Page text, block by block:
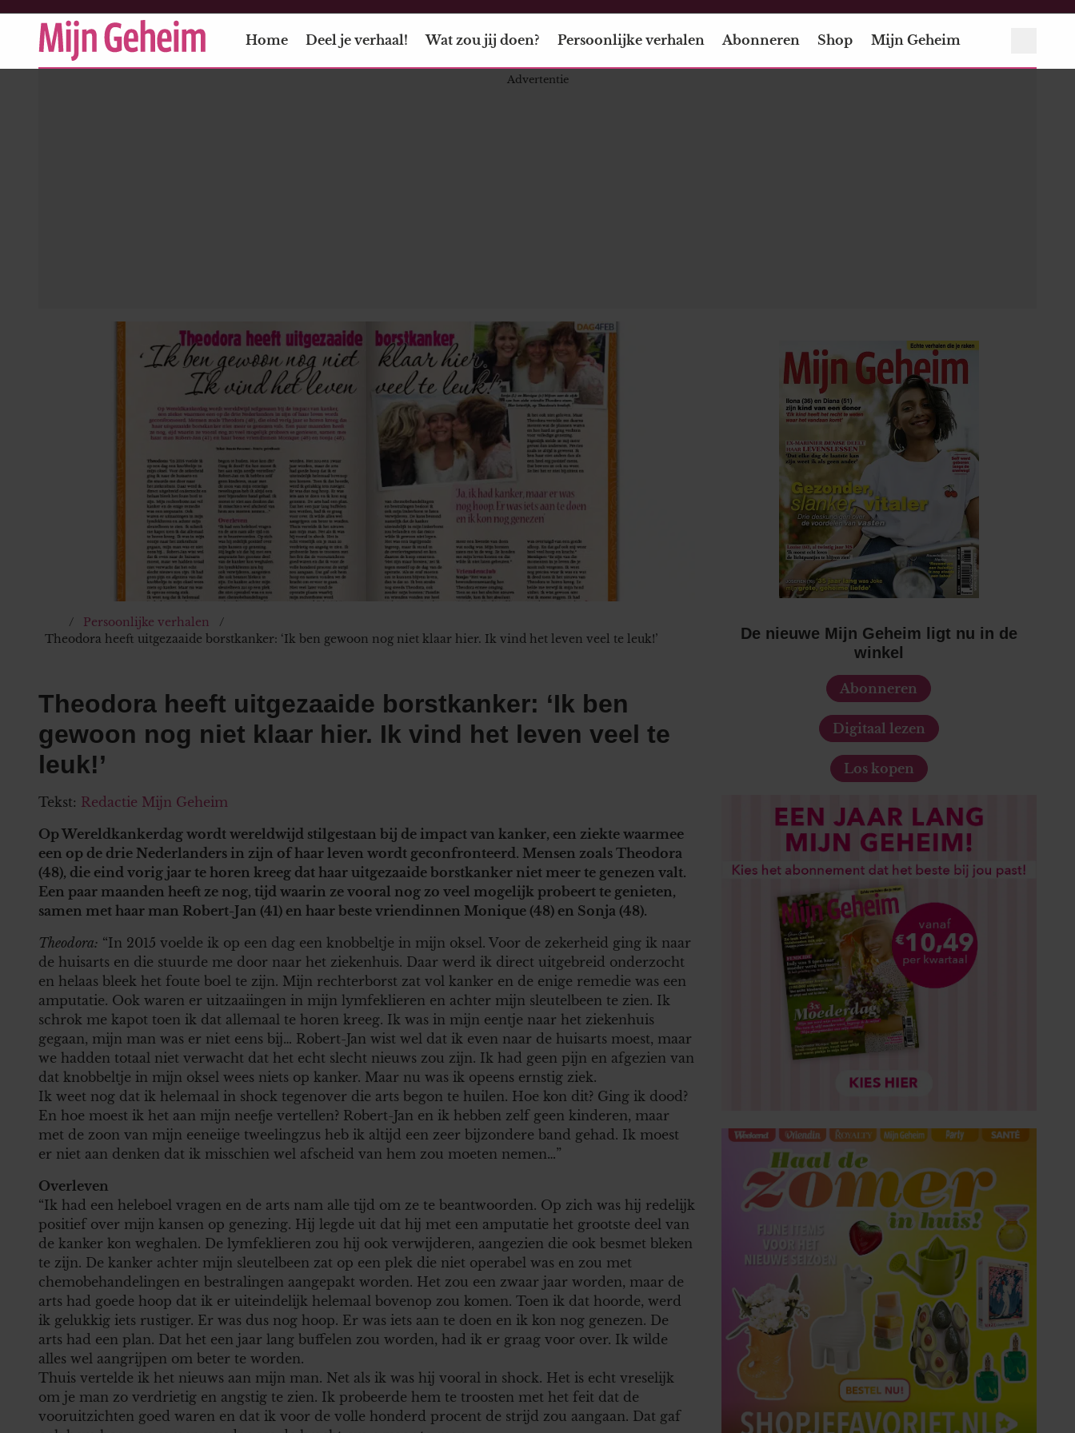
Home Deel je verhaal! Wat zou jij doen? Persoonlijke verhalen Abonneren Shop Mijn Geheim
Persoonlijke verhalen
Theodora heeft uitgezaaide borstkanker: ‘Ik ben gewoon nog niet klaar hier. Ik vind het leven veel te leuk!’
Theodora heeft uitgezaaide borstkanker: ‘Ik ben
gewoon nog niet klaar hier. Ik vind het leven veel te
leuk!’
Tekst: Redactie Mijn Geheim
Op Wereldkankerdag wordt wereldwijd stilgestaan bij de impact van kanker, een ziekte waarmee
een op de drie Nederlanders in zijn of haar leven wordt geconfronteerd. Mensen zoals Theodora
(48), die eind vorig jaar te horen kreeg dat haar uitgezaaide borstkanker niet meer te genezen valt.
Een paar maanden heeft ze nog, tijd waarin ze vooral nog zo veel mogelijk probeert te genieten,
samen met haar man Robert-Jan (41) en haar beste vriendinnen Monique (48) en Sonja (48).
Theodora: “In 2015 voelde ik op een dag een knobbeltje in mijn oksel. Voor de zekerheid ging ik naar
de huisarts en die stuurde me door naar het ziekenhuis. Daar werd ik direct uitgebreid onderzocht
en helaas bleek het foute boel te zijn. Mijn rechterborst zat vol kanker en de enige remedie was een
amputatie. Ook waren er uitzaaiingen in mijn lymfeklieren en achter mijn sleutelbeen te zien. Ik
schrok me kapot toen ik dat allemaal te horen kreeg. Ik was in mijn eentje naar het ziekenhuis
gegaan, mijn man was er niet eens bij… Robert-Jan wist wel dat ik even naar de huisarts moest, maar
we hadden totaal niet verwacht dat het echt slecht nieuws zou zijn. Ik had geen pijn en afgezien van
dat knobbeltje in mijn oksel wees niets op kanker. Maar nu was ik opeens ernstig ziek.
Ik weet nog dat ik helemaal in shock tegenover die arts begon te huilen. Hoe kon dit? Ging ik dood?
En hoe moest ik het aan mijn neefje vertellen? Robert-Jan en ik hebben zelf geen kinderen, maar
met de zoon van mijn eeneiige tweelingzus heb ik altijd een zeer bijzondere band gehad. Ik moest
er niet aan denken dat ik misschien wel afscheid van hem zou moeten nemen…”
Overleven
“Ik had een heleboel vragen en de arts nam alle tijd om ze te beantwoorden. Op zich was hij redelijk
positief over mijn kansen op genezing. Hij legde uit dat hij met een amputatie het grootste deel van
de kanker kon weghalen. De lymfeklieren zou hij ook verwijderen, aangezien die ook besmet bleken
te zijn. De kanker achter mijn sleutelbeen zat op een plek die niet operabel was en zou met
chemobehandelingen en bestralingen aangepakt worden. Het zou een zwaar jaar worden, maar de
arts had goede hoop dat ik er uiteindelijk helemaal bovenop zou komen. Toen ik dat hoorde, werd
ik gelukkig iets rustiger. Er was dus nog hoop. Er was iets aan te doen en ik kon nog genezen. De
arts had een plan. Dat het een jaar lang buffelen zou worden, had ik er graag voor over. Ik wilde
alles wel aangrijpen om beter te worden.
Thuis vertelde ik het nieuws aan mijn man. Net als ik was hij vooral in shock. Het is echt vreselijk
om je man zo verdrietig en angstig te zien. Ik probeerde hem te troosten met het feit dat de
vooruitzichten goed waren en dat ik voor de volle honderd procent de strijd zou aangaan. Dat gaf
De nieuwe Mijn Geheim ligt nu in de
winkel
Abonneren
Digitaal lezen
Los kopen